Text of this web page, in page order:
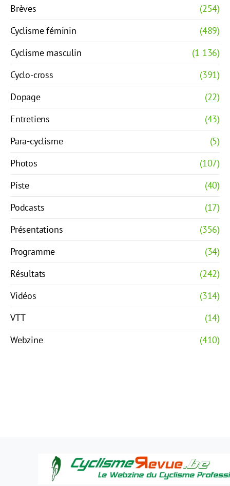
Brèves
(254)
Cyclisme féminin
(489)
Cyclisme masculin
(1 136)
Cyclo-cross
(391)
Dopage
(22)
Entretiens
(43)
Para-cyclisme
(5)
Photos
(107)
Piste
(40)
Podcasts
(17)
Présentations
(356)
Programme
(34)
Résultats
(242)
Vidéos
(314)
VTT
(14)
Webzine
(410)